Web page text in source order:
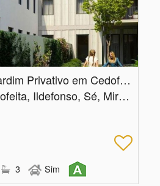
T3 Duplex com Jardim Privativo em Cedofeita, Porto
Porto, Porto, Cedofeita, Ildefonso, Sé, Miragaia, Nicolau, Vitória
3 Sim